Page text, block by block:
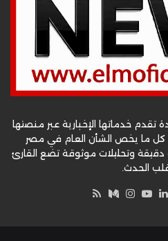
تقدم خدماتها الإخبارية عبر منصتها
كل ما يخص الشأن العام في مصر
دقيقة وتحليلات موثوقة تضع القارئ
الحدث.
بينتيريست
لينكدإن‫YouTube
انستقرام
وسط